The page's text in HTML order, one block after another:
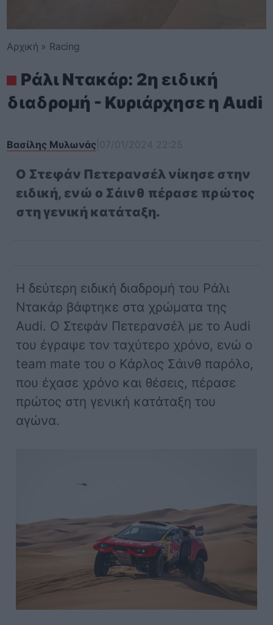
Αρχική » Racing
Ράλι Ντακάρ: 2η ειδική
διαδρομή - Κυριάρχησε η Audi
Βασίλης Μυλωνάς
O Στεφάν Πετερανσέλ νίκησε στην
ειδική, ενώ ο Σάινθ πέρασε πρώτος
στη γενική κατάταξη.
Η δεύτερη ειδική διαδρομή του Ράλι
Ντακάρ βάφτηκε στα χρώματα της
Audi. O Στεφάν Πετερανσέλ με το Audi
του έγραψε τον ταχύτερο χρόνο, ενώ ο
team mate του ο Κάρλος Σάινθ παρόλο,
που έχασε χρόνο και θέσεις, πέρασε
πρώτος στη γενική κατάταξη του
αγώνα.